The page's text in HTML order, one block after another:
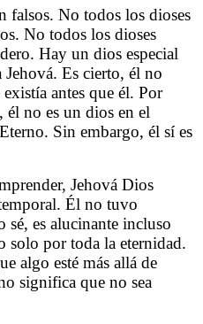
falsos. No todos los dioses
No todos los dioses
Hay un dios especial
Jehová. Es cierto, él no
antes que él. Por
él no es un dios en el
Sin embargo, él sí es
Jehová Dios
Él no tuvo
es alucinante incluso
solo por toda la eternidad.
algo esté más allá de
significa que no sea